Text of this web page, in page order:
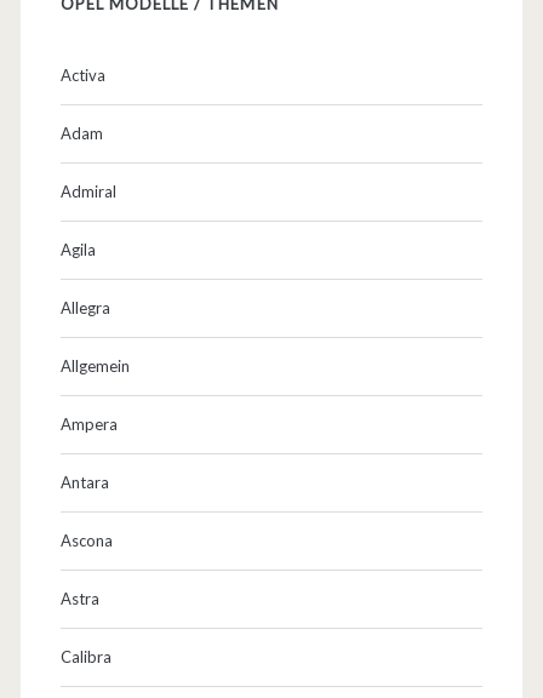
Activa
Adam
Admiral
Agila
Allegra
Allgemein
Ampera
Antara
Ascona
Astra
Calibra